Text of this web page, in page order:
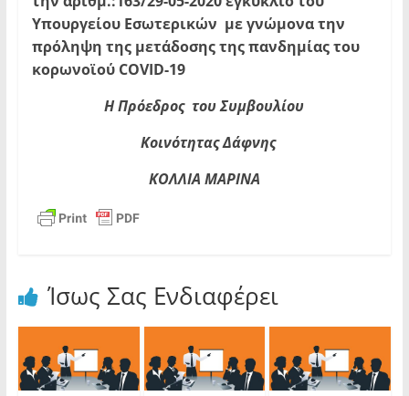
Υπουργείου Εσωτερικών με γνώμονα την
πρόληψη της μετάδοσης της πανδημίας του
κορωνοϊού COVID-19
Η Πρόεδρος του Συμβουλίου
Κοινότητας Δάφνης
ΚΟΛΛΙΑ ΜΑΡΙΝΑ
Ίσως Σας Ενδιαφέρει